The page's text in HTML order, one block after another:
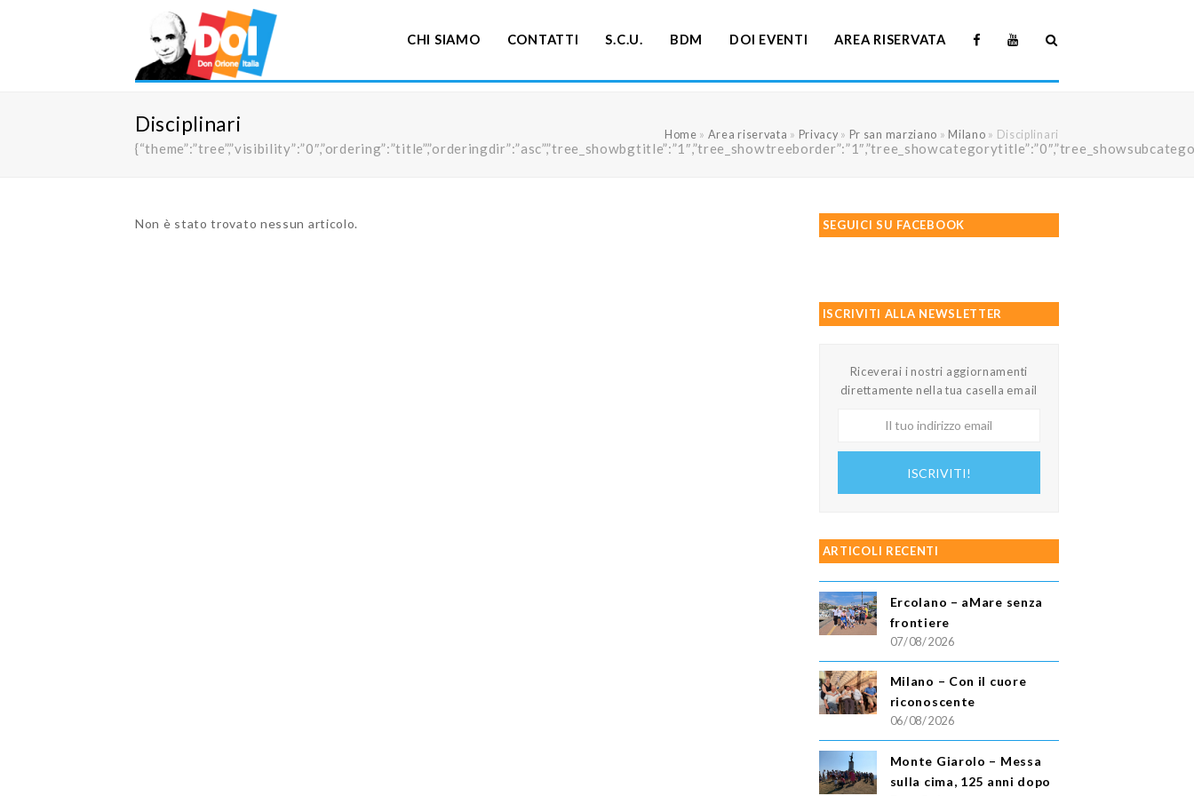
CHI SIAMO CONTATTI S.C.U. BDM DOI EVENTI AREA RISERVATA
Disciplinari Home » Area riservata » Privacy » Pr san marziano » Milano » Disciplinari
Non è stato trovato nessun articolo. SEGUICI SU FACEBOOK
ISCRIVITI ALLA NEWSLETTER
Riceverai i nostri aggiornamenti
direttamente nella tua casella email
ISCRIVITI!
ARTICOLI RECENTI
Ercolano – aMare senza
frontiere
07/08/2026
Milano – Con il cuore
riconoscente
06/08/2026
Monte Giarolo – Messa
sulla cima, 125 anni dopo